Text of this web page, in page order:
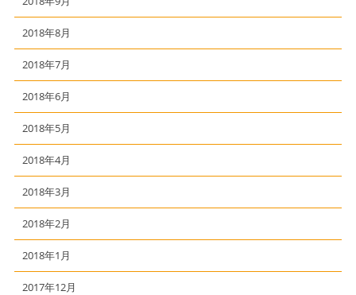
2018年8月
2018年7月
2018年6月
2018年5月
2018年4月
2018年3月
2018年2月
2018年1月
2017年12月